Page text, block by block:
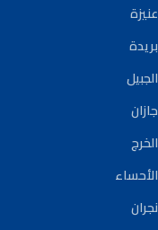
عنيزة
بريدة
الجبيل
جازان
الخرج
الأحساء
نجران